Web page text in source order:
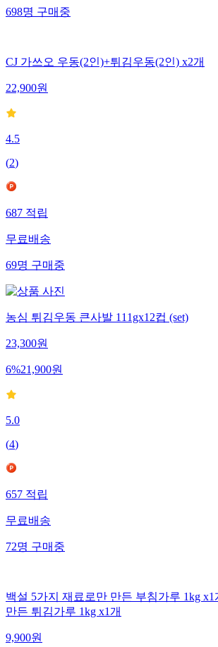
698명 구매중
CJ 가쓰오 우동(2인)+튀김우동(2인) x2개
22,900원
4.5
(2)
687 적립
무료배송
69명 구매중
농심 튀김우동 큰사발 111gx12컵 (set)
23,300원
6%21,900원
5.0
(4)
657 적립
무료배송
72명 구매중
백설 5가지 재료로만 만든 부침가루 1kg
만든 튀김가루 1kg x1개
9,900원